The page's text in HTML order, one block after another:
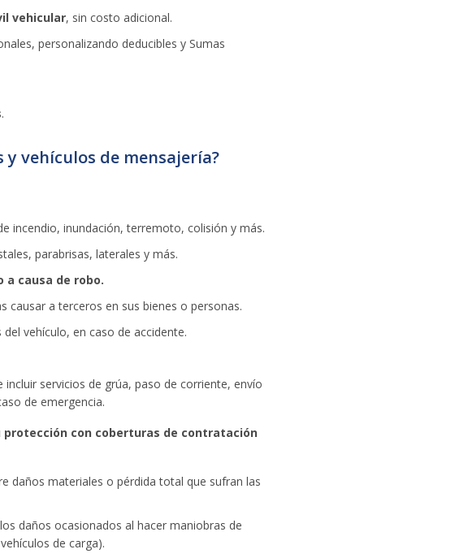
vehicular, sin costo adicional.
personalizando deducibles y Sumas
.
y vehículos de mensajería?
incendio, inundación, terremoto, colisión y más.
parabrisas, laterales y más.
causa de robo.
causar a terceros en sus bienes o personas.
vehículo, en caso de accidente.
servicios de grúa, paso de corriente, envío
de emergencia.
con coberturas de contratación
daños materiales o pérdida total que sufran las
daños ocasionados al hacer maniobras de
de carga).